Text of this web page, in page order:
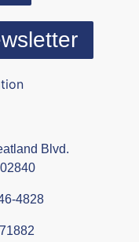
Blvd.
4828